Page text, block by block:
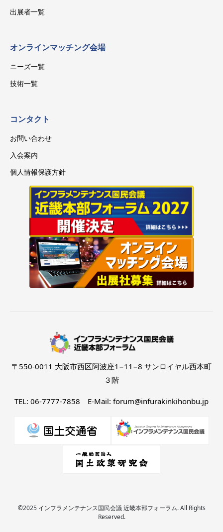
出展者一覧
オンラインマッチング会場
ニーズ一覧
技術一覧
コンタクト
お問い合わせ
入会案内
個人情報保護方針
〒550-0011 大阪市西区阿波座1−11−8 サンロイヤル西本町
３階
TEL: 06-7777-7858 E-Mail: forum@infurakinkihonbu.jp
©2025 インフラメンテナンス国民会議 近畿本部フォーラム. All Rights
Reserved.